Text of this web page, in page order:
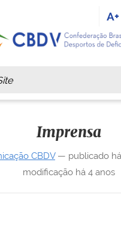
A+
Imprensa
CBDV— publicado
modificação há 4 anos